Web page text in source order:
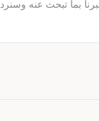
بما تبحث عنه